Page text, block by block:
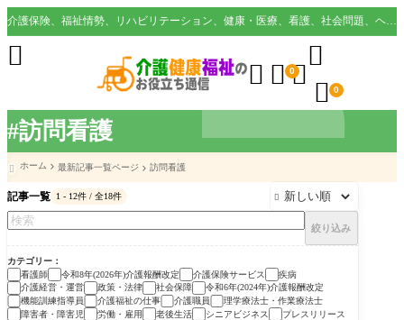
#訪問看護
介護保険、福祉情勢、リハビリテーション、健康・医療、看護、社会問題、ヘルスケア業界など様々な切り口から役立つ情報を配信。
  0

 0

 ホーム 最新記事一覧ページ 訪問看護
記事一覧 1 - 12件 / 全18件 
絞り込み
カテゴリー
看護師
令和8年(2026年)介護報酬改定 介護保険サービス
疾病
介護経営・運営
政策・法律 社会保障
令和6年(2024年)介護報酬改定
機能訓練指導員
介護福祉の仕事 介護職員
理学療法士・作業療法士
障害者・障害児
労働・雇用 老後生活 シニアビジネス
プレスリリース